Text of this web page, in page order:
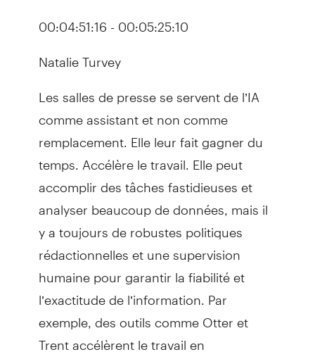
00:04:51:16 - 00:05:25:10
Natalie Turvey
Les salles de presse se servent de l’IA
comme assistant et non comme
remplacement. Elle leur fait gagner du
temps. Accélère le travail. Elle peut
accomplir des tâches fastidieuses et
analyser beaucoup de données, mais il
y a toujours de robustes politiques
rédactionnelles et une supervision
humaine pour garantir la fiabilité et
l’exactitude de l’information. Par
exemple, des outils comme Otter et
Trent accélèrent le travail en